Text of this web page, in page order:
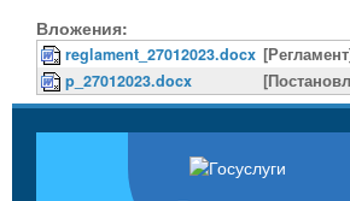
Вложения:
reglament_27012023.docx
p_27012023.docx